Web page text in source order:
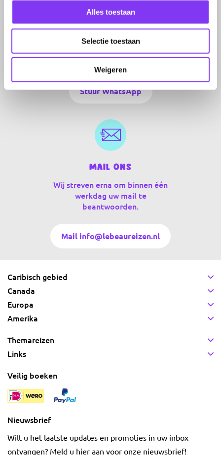
Alles toestaan
Selectie toestaan
Weigeren
Stuur een WhatsApp
Wij zijn via Whatsapp bereikbaar
van maandag tot en met vrijdag
Stuur WhatsApp
Mail ons
Wij streven erna om binnen één
werkdag uw mail te
beantwoorden.
Mail info@lebeaureizen.nl
Caribisch gebied
Canada
Europa
Amerika
Themareizen
Links
Veilig boeken
Nieuwsbrief
Wilt u het laatste updates en promoties in uw inbox
ontvangen? Meld u hier aan voor onze nieuwsbrief!